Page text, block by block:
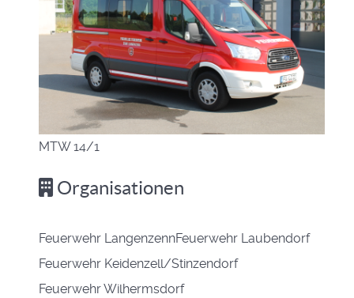
MTW 14/1
Organisationen
Feuerwehr LangenzennFeuerwehr Laubendorf
Feuerwehr Keidenzell/Stinzendorf
Feuerwehr Wilhermsdorf